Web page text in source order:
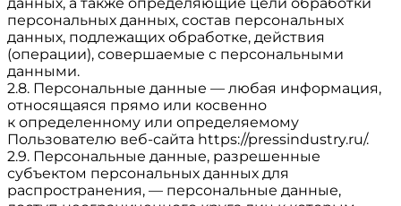
данных, а также определяющие цели обработки
персональных данных, состав персональных
данных, подлежащих обработке, действия
(операции), совершаемые с персональными
данными.
2.8. Персональные данные — любая информация,
относящаяся прямо или косвенно
к определенному или определяемому
Пользователю веб-сайта https://pressindustry.ru/.
2.9. Персональные данные, разрешенные
субъектом персональных данных для
распространения, — персональные данные,